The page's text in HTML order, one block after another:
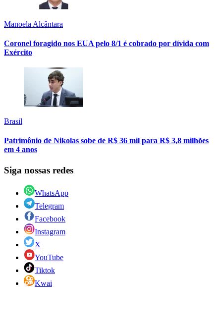
Manoela Alcântara
Coronel foragido nos EUA pelo 8/1 é cobrado por dívida com
Exército
Brasil
Patrimônio de Nikolas sobe de R$ 36 mil para R$ 3,8 milhões
em 4 anos
Siga nossas redes
WhatsApp
Telegram
Facebook
Instagram
X
YouTube
Tiktok
Kwai